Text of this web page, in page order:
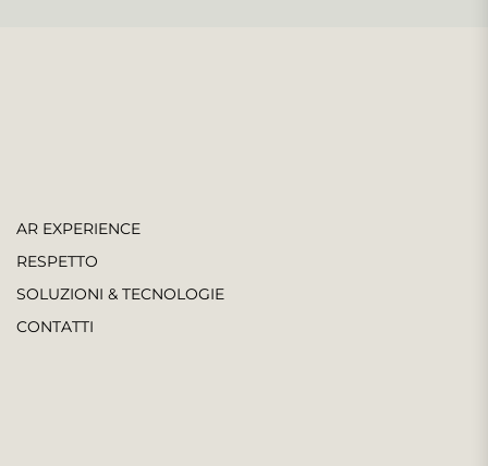
AR EXPERIENCE
RESPETTO
SOLUZIONI & TECNOLOGIE
CONTATTI